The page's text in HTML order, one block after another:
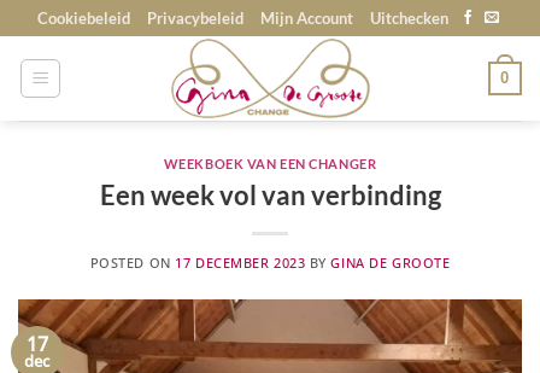
to
content
Cookiebeleid Privacybeleid Mijn Account Uitchecken
0
WEEKBOEK VAN EEN CHANGER
Een week vol van verbinding
POSTED ON 17 DECEMBER 2023 BYGINA DE GROOTE
17
dec